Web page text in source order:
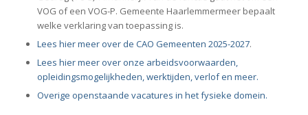
VOG of een VOG-P. Gemeente Haarlemmermeer bepaalt
welke verklaring van toepassing is.
Lees hier meer over de CAO Gemeenten 2025-2027.
Lees hier meer over onze arbeidsvoorwaarden,
opleidingsmogelijkheden, werktijden, verlof en meer.
Overige openstaande vacatures in het fysieke domein.